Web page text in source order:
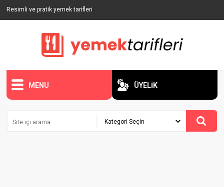
Resimli ve pratik yemek tarifleri
MENU ÜYELİK